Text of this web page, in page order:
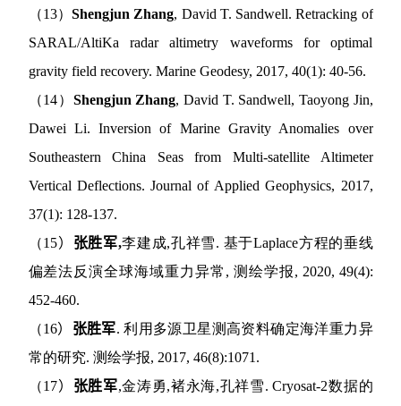
（13）Shengjun Zhang, David T. Sandwell. Retracking of
SARAL/AltiKa radar altimetry waveforms for optimal
gravity field recovery. Marine Geodesy, 2017, 40(1): 40-56.
（14） Shengjun Zhang, David T. Sandwell, Taoyong Jin,
Dawei Li. Inversion of Marine Gravity Anomalies over
Southeastern China Seas from Multi-satellite Altimeter
Vertical Deflections. Journal of Applied Geophysics, 2017,
37(1): 128-137.
（15） 张胜军,李建成,孔祥雪. 基于Laplace方程的垂线
偏差法反演全球海域重力异常 , 测绘学报, 2020, 49(4):
452-460.
（16） 张胜军.利用多源卫星测高资料确定海洋重力异
常的研究. 测绘学报, 2017, 46(8):1071.
（17） 张胜军,金涛勇,褚永海,孔祥雪. Cryosat-2数据的